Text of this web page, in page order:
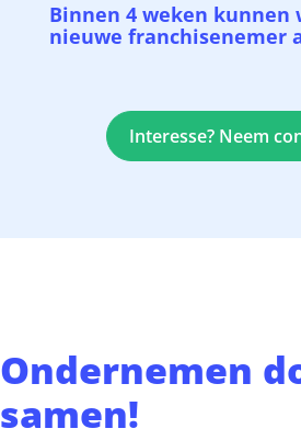
Binnen 4 weken kunnen
nieuwe franchisenemer
Interesse? Neem
Ondernemen
samen!